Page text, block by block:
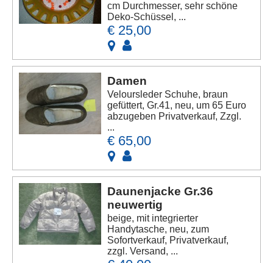
cm Durchmesser, sehr schöne
Deko-Schüssel, ...
€ 25,00
Damen
Veloursleder Schuhe, braun
gefüttert, Gr.41, neu, um 65 Euro
abzugeben Privatverkauf, Zzgl.
...
€ 65,00
Daunenjacke Gr.36
neuwertig
beige, mit integrierter
Handytasche, neu, zum
Sofortverkauf, Privatverkauf,
zzgl. Versand, ...